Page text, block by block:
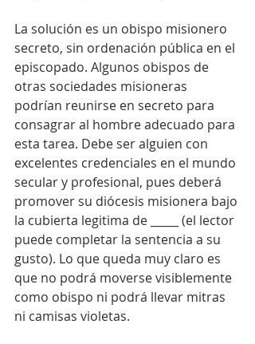
La solución es un obispo misionero
secreto, sin ordenación pública en el
episcopado. Algunos obispos de
otras sociedades misioneras
podrían reunirse en secreto para
consagrar al hombre adecuado para
esta tarea. Debe ser alguien con
excelentes credenciales en el mundo
secular y profesional, pues deberá
promover su diócesis misionera bajo
la cubierta legitima de _____ (el lector
puede completar la sentencia a su
gusto). Lo que queda muy claro es
que no podrá moverse visiblemente
como obispo ni podrá llevar mitras
ni camisas violetas.